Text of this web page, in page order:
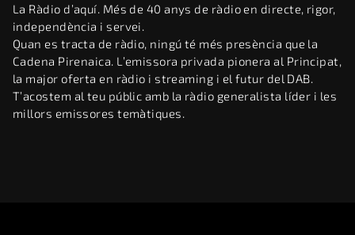
La Ràdio d’aquí. Més de 40 anys de ràdio en directe, rigor,
independència i servei.
Quan es tracta de ràdio, ningú té més presència que la
Cadena Pirenaica. L’emissora privada pionera al Principat,
la major oferta en ràdio i streaming i el futur del DAB.
T’acostem al teu públic amb la ràdio generalista líder i les
millors emissores temàtiques.